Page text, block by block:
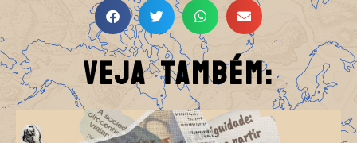
Veja Também: